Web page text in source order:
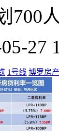
700人
27
1号线 博罗房产